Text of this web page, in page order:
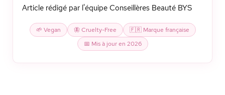
Article rédigé par l'équipe Conseillères Beauté BYS
🌱 Vegan 🦋 Cruelty-Free
🇫🇷 Marque française
📅 Mis à jour en 2026